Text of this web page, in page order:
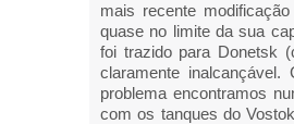
mais recente
quase no limite da sua
foi trazido para Donetsk
claramente
problema encontramos
com os tanques do